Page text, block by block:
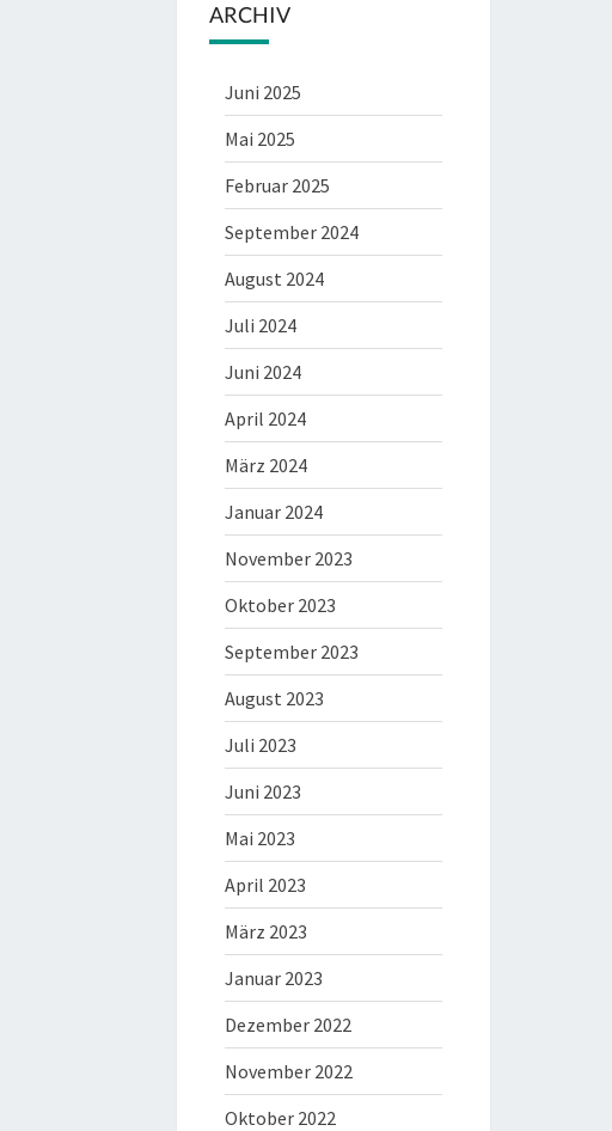
ARCHIV
Juni 2025
Mai 2025
Februar 2025
September 2024
August 2024
Juli 2024
Juni 2024
April 2024
März 2024
Januar 2024
November 2023
Oktober 2023
September 2023
August 2023
Juli 2023
Juni 2023
Mai 2023
April 2023
März 2023
Januar 2023
Dezember 2022
November 2022
Oktober 2022